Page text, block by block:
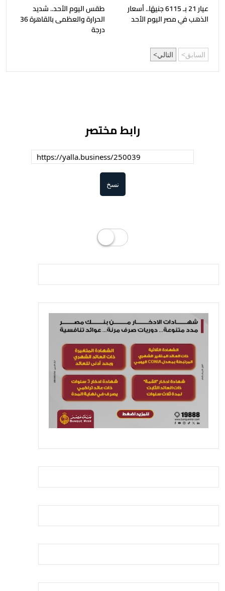
عيار 21 بـ 6115 جنيهًا.. أسعار
الذهب في مصر اليوم الأحد
طقس اليوم الأحد.. شديد
الحرارة والعظمى بالقاهرة 36
درجة
السابق التالي
رابط مختصر
نسخ